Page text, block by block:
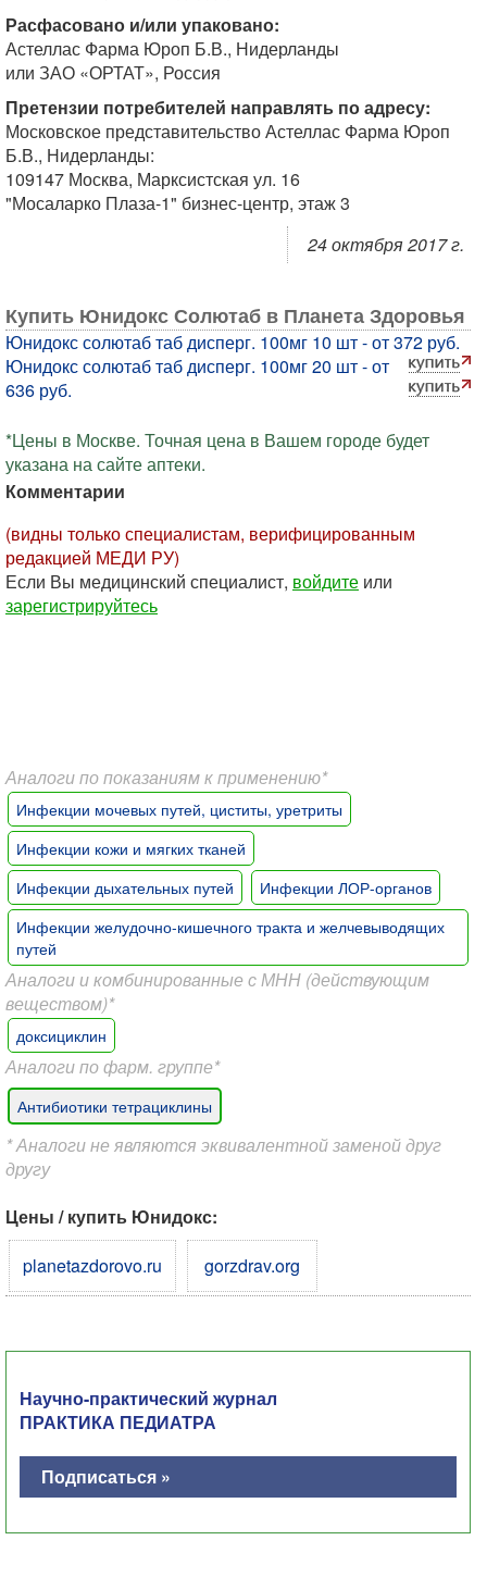
Расфасовано и/или упаковано:
Астеллас Фарма Юроп Б.В., Нидерланды
или ЗАО «ОРТАТ», Россия
Претензии потребителей направлять по адресу:
Московское представительство Астеллас Фарма Юроп
Б.В., Нидерланды:
109147 Москва, Марксистская ул. 16
"Мосаларко Плаза-1" бизнес-центр, этаж 3
24 октября 2017 г.
Купить Юнидокс Солютаб в Планета Здоровья
Юнидокс солютаб таб дисперг. 100мг 10 шт - от 372 руб.
Юнидокс солютаб таб дисперг. 100мг 20 шт - от
636 руб.
*Цены в Москве. Точная цена в Вашем городе будет
указана на сайте аптеки.
Комментарии
(видны только специалистам, верифицированным
редакцией МЕДИ РУ)
Если Вы медицинский специалист, войдите или
зарегистрируйтесь
Аналоги по показаниям к применению*
Инфекции мочевых путей, циститы, уретриты
Инфекции кожи и мягких тканей
Инфекции дыхательных путей
Инфекции ЛОР-органов
Инфекции желудочно-кишечного тракта и желчевыводящих
путей
Аналоги и комбинированные с МНН (действующим
веществом)*
доксициклин
Аналоги по фарм. группе*
Антибиотики тетрациклины
* Аналоги не являются эквивалентной заменой друг
другу
Цены / купить Юнидокс:
planetazdorovo.ru
gorzdrav.org
Научно-практический журнал
ПРАКТИКА ПЕДИАТРА
Подписаться »